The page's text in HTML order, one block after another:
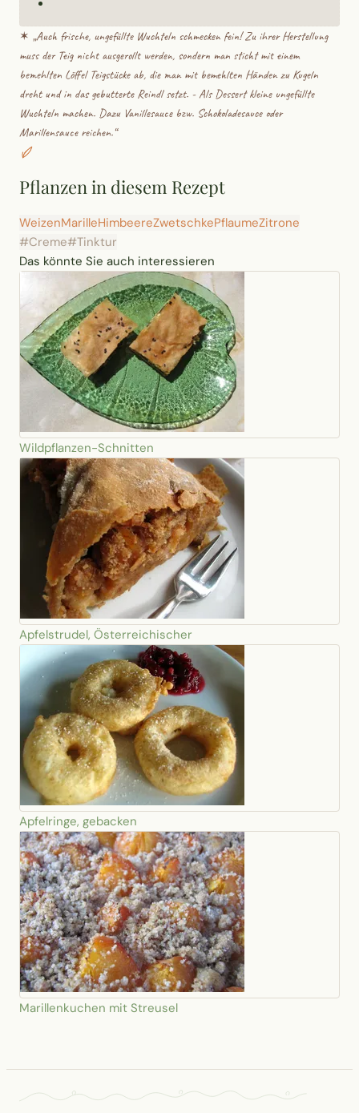
✶ „Auch frische, ungefüllte Wuchteln schmecken fein! Zu ihrer Herstellung
muss der Teig nicht ausgerollt werden, sondern man sticht mit einem
bemehlten Löffel Teigstücke ab, die man mit bemehlten Händen zu Kugeln
dreht und in das gebutterte Reindl setzt. - Als Dessert kleine ungefüllte
Wuchteln machen. Dazu Vanillesauce bzw. Schokoladesauce oder
Marillensauce reichen.“
Pflanzen in diesem Rezept
WeizenMarilleHimbeereZwetschkePflaumeZitrone
#Creme#Tinktur
Das könnte Sie auch interessieren
Wildpflanzen-Schnitten
Apfelstrudel, Österreichischer
Apfelringe, gebacken
Marillenkuchen mit Streusel